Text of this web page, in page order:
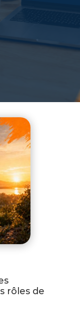
rôles de